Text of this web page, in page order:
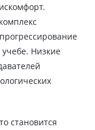
учебе. Низкие
становится